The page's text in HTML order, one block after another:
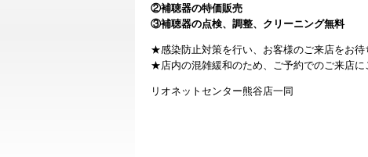
②補聴器の特価販売
③補聴器の点検、調整、クリーニング無料
★感染防止対策を行い、お客様のご来店をお待
★店内の混雑緩和のため、ご予約でのご来店に
リオネットセンター熊谷店一同